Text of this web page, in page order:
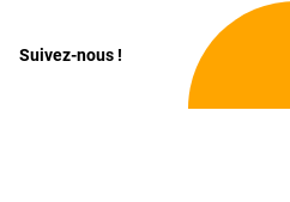
Suivez-nous !